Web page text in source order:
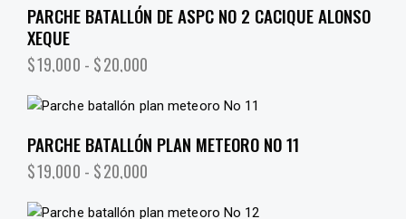
PARCHE BATALLÓN DE ASPC NO 2 CACIQUE ALONSO
XEQUE
$19,000 - $20,000
PARCHE BATALLÓN PLAN METEORO NO 11
$19,000 - $20,000